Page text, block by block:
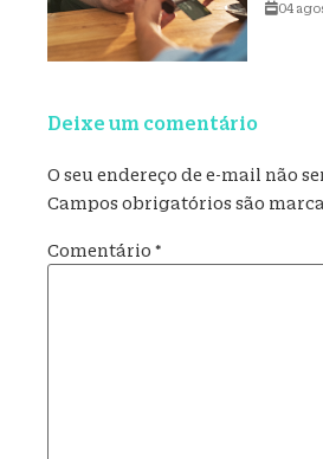
04
Deixe um comentário
O seu endereço de e-mail não
Campos obrigatórios são
Comentário *